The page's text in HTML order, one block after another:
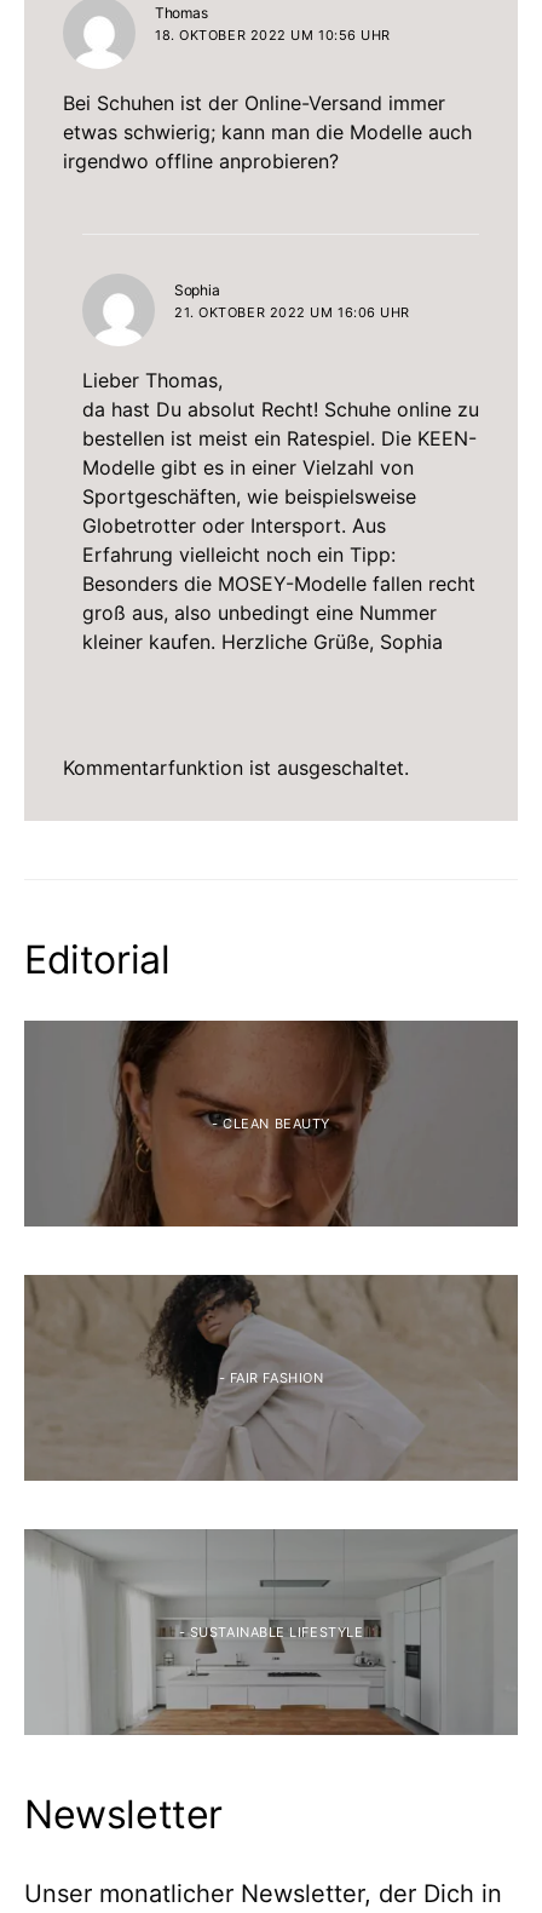
Thomassagt:
18. OKTOBER 2022 UM 10:56 UHR
Bei Schuhen ist der Online-Versand immer
etwas schwierig; kann man die Modelle auch
irgendwo offline anprobieren?
Sophia
21. OKTOBER 2022 UM 16:06 UHR
Lieber Thomas,
da hast Du absolut Recht! Schuhe online zu
bestellen ist meist ein Ratespiel. Die KEEN-
Modelle gibt es in einer Vielzahl von
Sportgeschäften, wie beispielsweise
Globetrotter oder Intersport. Aus
Erfahrung vielleicht noch ein Tipp:
Besonders die MOSEY-Modelle fallen recht
groß aus, also unbedingt eine Nummer
kleiner kaufen. Herzliche Grüße, Sophia
Kommentarfunktion ist ausgeschaltet.
Editorial
- CLEAN BEAUTY
- FAIR FASHION
- SUSTAINABLE LIFESTYLE
Newsletter
Unser monatlicher Newsletter, der Dich in